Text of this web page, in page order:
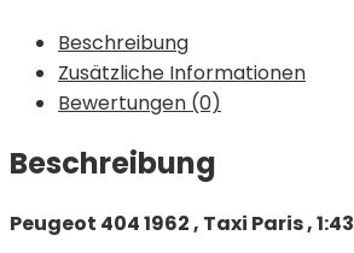
Beschreibung
Zusätzliche Informationen
Bewertungen (0)
Beschreibung
Peugeot 404 1962 , Taxi Paris , 1:43